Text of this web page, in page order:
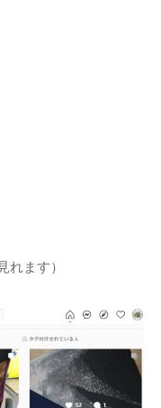
れます）